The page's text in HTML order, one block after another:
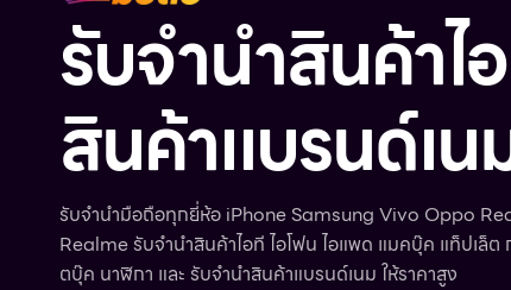
รับจำนำสินค้าไ
สินค้าแบรนด์เน
รับจำนำมือถือทุกยี่ห้อ iPhone Samsung Vivo Oppo
Realme รับจำนำสินค้าไอที ไอโฟน ไอแพด แมคบุ๊ค แท็ปเล็ต
ตบุ๊ค นาฬิกา และ รับจำนำสินค้าแบรนด์เนม ให้ราคาสูง